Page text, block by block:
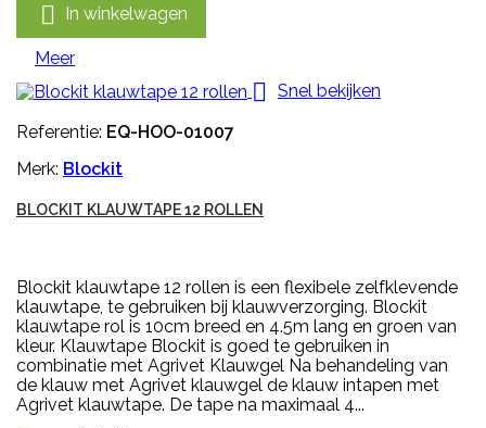
 In winkelwagen
Meer
 Snel bekijken
Referentie: EQ-HOO-01007
Merk: Blockit
BLOCKIT KLAUWTAPE 12 ROLLEN
Blockit klauwtape 12 rollen is een flexibele zelfklevende
klauwtape, te gebruiken bij klauwverzorging. Blockit
klauwtape rol is 10cm breed en 4.5m lang en groen van
kleur. Klauwtape Blockit is goed te gebruiken in
combinatie met Agrivet Klauwgel Na behandeling van
de klauw met Agrivet klauwgel de klauw intapen met
Agrivet klauwtape. De tape na maximaal 4...